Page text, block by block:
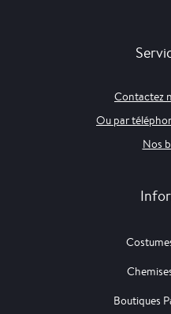
Contactez
Ou par
Nos
Boutiques